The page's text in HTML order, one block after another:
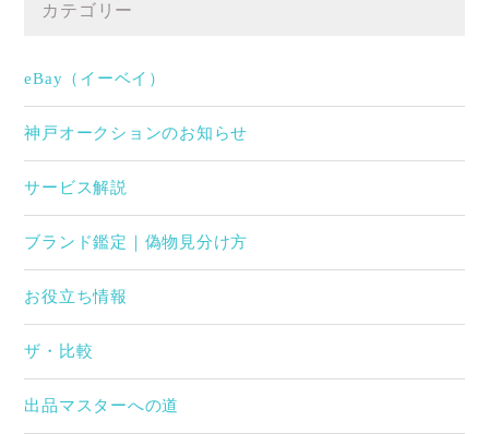
カテゴリー
eBay（イーベイ）
神戸オークションのお知らせ
サービス解説
ブランド鑑定｜偽物見分け方
お役立ち情報
ザ・比較
出品マスターへの道